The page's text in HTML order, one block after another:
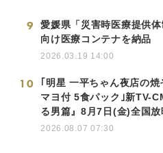
9
愛媛県「災害時医療提供体
向け医療コンテナを納品
2026.03.19 14:00
10
｢明星 一平ちゃん夜店の
マヨ付 5食パック｣新TV-
る男篇』8月7日(金)全国放
2026.08.07 07:30